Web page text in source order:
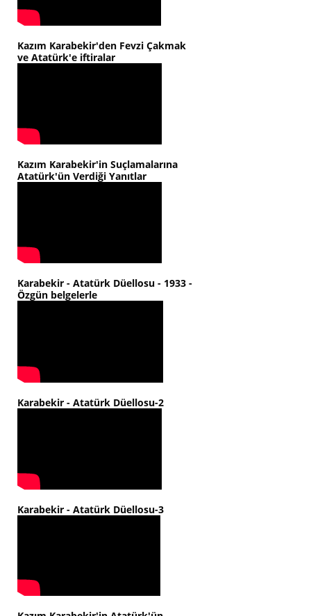
Kazım Karabekir'den Fevzi Çakmak
ve Atatürk'e iftiralar
Kazım Karabekir'in Suçlamalarına
Atatürk'ün Verdiği Yanıtlar
Karabekir - Atatürk Düellosu - 1933 -
Özgün belgelerle
Karabekir - Atatürk Düellosu-2
Karabekir - Atatürk Düellosu-3